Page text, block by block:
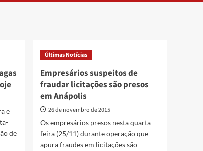
e
de
Últimas Notícias
Empresários suspeitos de
fraudar licitações são presos
em Anápolis
26 de novembro de 2015
Os empresários presos nesta quarta-
feira (25/11) durante operação que
apura fraudes em licitações são